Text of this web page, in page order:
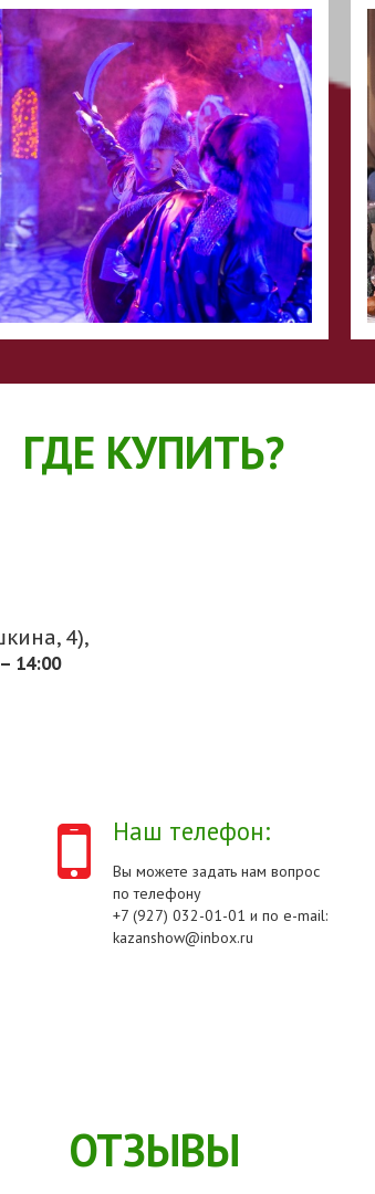
ГДЕ КУПИТЬ?
4),
14:00
Наш телефон:
Вы можете задать нам вопрос
по телефону
+7 (927) 032-01-01 и по e-mail:
kazanshow@inbox.ru
ОТЗЫВЫ